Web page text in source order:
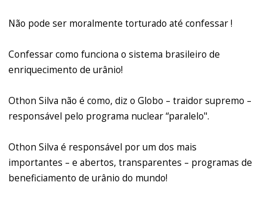
Não pode ser moralmente torturado até confessar !
Confessar como funciona o sistema brasileiro de
enriquecimento de urânio!
Othon Silva não é como, diz o Globo – traidor supremo –
responsável pelo programa nuclear “paralelo".
Othon Silva é responsável por um dos mais
importantes – e abertos, transparentes – programas de
beneficiamento de urânio do mundo!